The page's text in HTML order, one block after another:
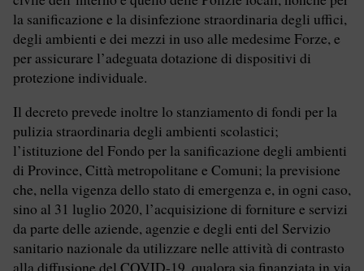
la sanificazione e la disinfezione straordinaria degli uffici,
degli ambienti e dei mezzi in uso alle medesime Forze, e
per assicurare l’adeguata dotazione di dispositivi di
protezione individuale.
Il decreto prevede inoltre lo stanziamento di fondi per la
pulizia straordinaria degli ambienti scolastici;
l’istituzione del Fondo per la sanificazione degli ambienti
di Province, Città metropolitane e Comuni; la previsione
che, nella vigenza dello stato di emergenza e, in ogni caso,
sino al 31 luglio 2020, l’acquisizione di forniture e servizi
da parte delle aziende, agenzie e degli enti del Servizio
sanitario nazionale da utilizzare nelle attività di contrasto
alla diffusione del COVID-19, qualora sia finanziata in via